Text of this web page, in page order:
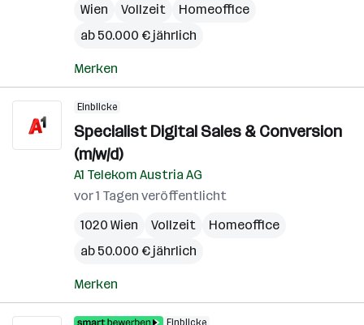
Wien
Vollzeit
Homeoffice
ab 50.000 € jährlich
Merken
Einblicke
Specialist Digital Sales & Conversion
(m/w/d)
A1 Telekom Austria AG
vor 1 Tagen veröffentlicht
1020 Wien
Vollzeit
Homeoffice
ab 50.000 € jährlich
Merken
Einblicke